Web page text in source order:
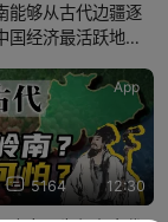
能够从古代边疆逐
国经济最活跃地区
5164 12:30
App